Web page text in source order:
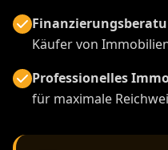
Käufer von
Professionelles
für maximale